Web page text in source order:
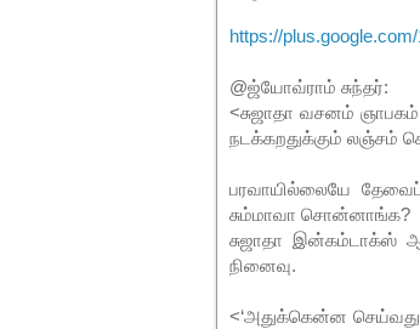
https://
@ஜ்யோவ்ராம் சுந்தர்:
<சுஜாதா வசனம்
நடக்கறதுக்கும் லஞ்சம்
பரவாயில்லையே
சும்மாவா சொன்னாங்க?
சுஜாதா இன்கம்டாக்ஸ்
நினைவு.
<‘அதுக்கென்ன